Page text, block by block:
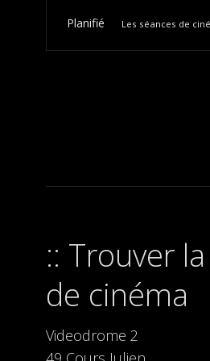
Planifié Les séances de
Trouver
de cinéma
Videodrome 2